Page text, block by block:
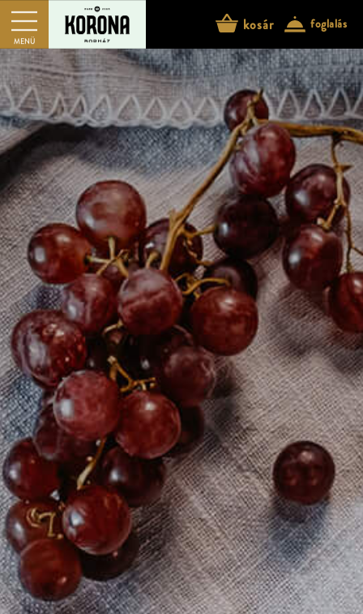
MENÜ
kosár foglalás
profil kosár